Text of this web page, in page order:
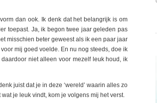
dan ook. Ik denk dat het belangrijk is om
toepast. Ja, ik begon twee jaar geleden pas
misschien beter geweest als ik een paar jaar
mij goed voelde. En nu nog steeds, doe ik
niet alleen voor mezelf leuk houd, ik
juist dat je in deze ‘wereld’ waarin alles zo
je leuk vindt, kom je volgens mij het verst.